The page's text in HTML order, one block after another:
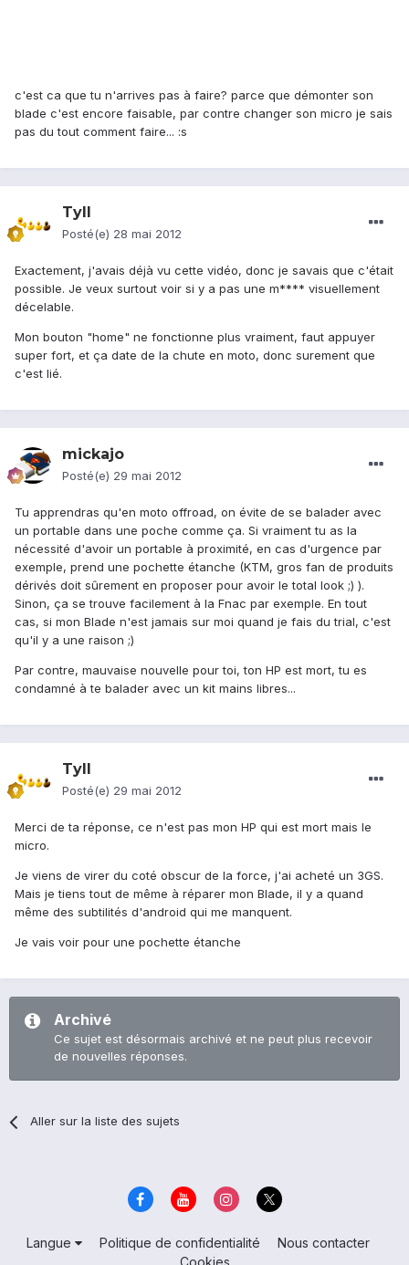
c'est ca que tu n'arrives pas à faire? parce que démonter son
blade c'est encore faisable, par contre changer son micro je sais
pas du tout comment faire... :s
Tyll
Posté(e) 28 mai 2012
Exactement, j'avais déjà vu cette vidéo, donc je savais que c'était
possible. Je veux surtout voir si y a pas une m**** visuellement
décelable.
Mon bouton "home" ne fonctionne plus vraiment, faut appuyer
super fort, et ça date de la chute en moto, donc surement que
c'est lié.
mickajo
Posté(e) 29 mai 2012
Tu apprendras qu'en moto offroad, on évite de se balader avec
un portable dans une poche comme ça. Si vraiment tu as la
nécessité d'avoir un portable à proximité, en cas d'urgence par
exemple, prend une pochette étanche (KTM, gros fan de produits
dérivés doit sûrement en proposer pour avoir le total look ;) ).
Sinon, ça se trouve facilement à la Fnac par exemple. En tout
cas, si mon Blade n'est jamais sur moi quand je fais du trial, c'est
qu'il y a une raison ;)
Par contre, mauvaise nouvelle pour toi, ton HP est mort, tu es
condamné à te balader avec un kit mains libres...
Tyll
Posté(e) 29 mai 2012
Merci de ta réponse, ce n'est pas mon HP qui est mort mais le
micro.
Je viens de virer du coté obscur de la force, j'ai acheté un 3GS.
Mais je tiens tout de même à réparer mon Blade, il y a quand
même des subtilités d'android qui me manquent.
Je vais voir pour une pochette étanche
Archivé
Ce sujet est désormais archivé et ne peut plus recevoir
de nouvelles réponses.
Aller sur la liste des sujets
Langue Politique de confidentialité
Nous contacter
Cookies